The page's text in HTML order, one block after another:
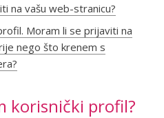
na vašu web-stranicu?
Moram li se prijaviti na
nego što krenem s
korisnički profil?